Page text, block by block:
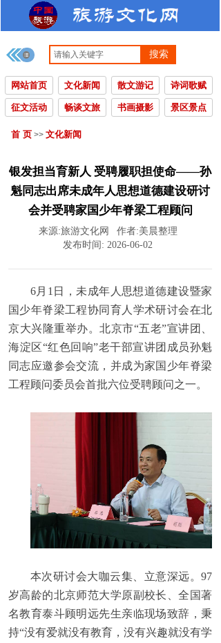
搜索
网站首页 文化新闻 散文游记 诗词歌赋
征文活动 畅谈文旅 书画摄影 景区景点
首 页 >> 文化新闻
银发担当育新人 受聘履职担使命——孙
魁同志出席未成年人思想道德建设研讨
会并受聘家国少年脊梁工程顾问
来源:旅游文化网 作者:美晨整理
发布时间: 2026-06-02
6月1日，未成年人思想道德建设暨家
国少年脊梁工程协同育人学术研讨会在北
京大兴隆重举办。北京市“五老”宣讲团、
海淀区“红色回响”老干部宣讲团成员孙魁
同志应邀参会交流，并成为家国少年脊梁
工程顾问委员会首批六位受聘顾问之一。
本次研讨会大咖云集、立意深远。97
岁高龄的北京师范大学原副校长、全国著
名教育泰斗顾明远先生亲临现场致辞，秉
持“没有爱就没有教育，没有兴趣就没有学